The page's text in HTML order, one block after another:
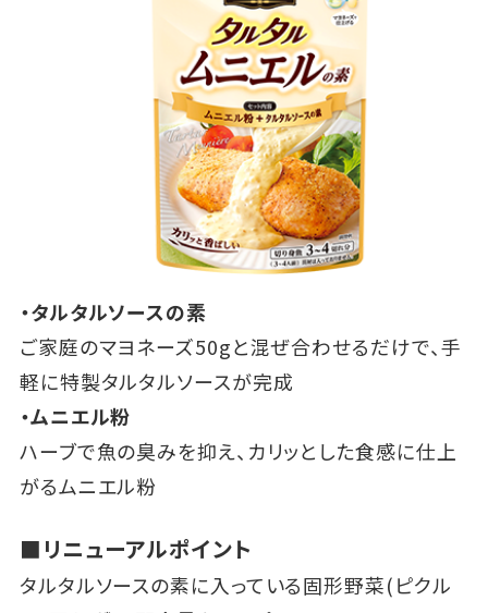
・タルタルソースの素
ご家庭のマヨネーズ50gと混ぜ合わせるだけで、手
軽に特製タルタルソースが完成
・ムニエル粉
ハーブで魚の臭みを抑え、カリッとした食感に仕上
がるムニエル粉
■リニューアルポイント
タルタルソースの素に入っている固形野菜(ピクル